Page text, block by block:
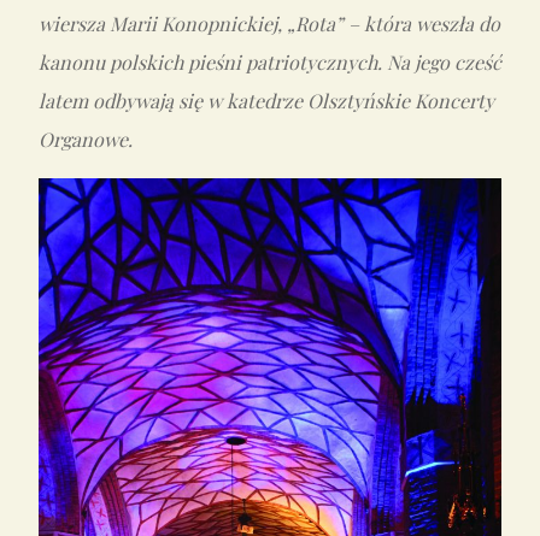
wiersza Marii Konopnickiej, „Rota” – która weszła do
kanonu polskich pieśni patriotycznych. Na jego cześć
latem odbywają się w katedrze Olsztyńskie Koncerty
Organowe.